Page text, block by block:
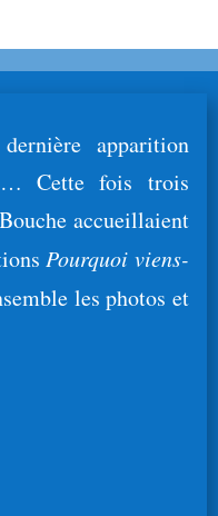
apparition
Cette fois trois
accueillaient
Pourquoi viens-
les photos et